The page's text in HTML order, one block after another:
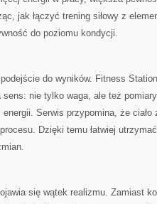
jak łączyć trening siłowy z
do poziomu kondycji.
do wyników. Fitness
nie tylko waga, ale też
Serwis przypomina, że
Dzięki temu łatwiej
się wątek realizmu. Zamiast